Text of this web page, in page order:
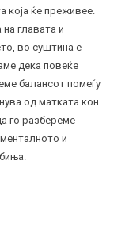
која ќе преживее.
главата и
во суштина е
дека повеќе
балансот помеѓу
од матката кон
го разбереме
и